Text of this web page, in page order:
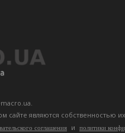
сайте являются собственностью
соглашения и политики